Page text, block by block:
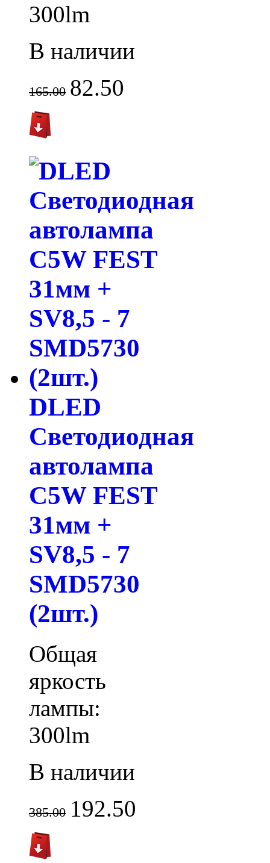
300lm
В наличии
165.00 82.50
DLED
Светодиодная
автолампа
C5W FEST
31мм +
SV8,5 - 7
SMD5730
(2шт.)
Общая
яркость
лампы:
300lm
В наличии
385.00 192.50